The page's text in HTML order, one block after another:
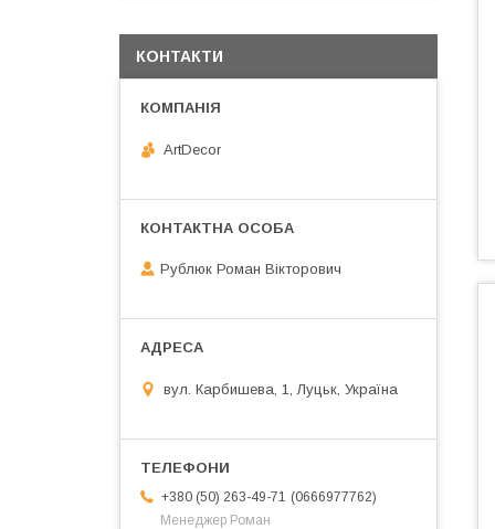
КОНТАКТИ
ArtDecor
Рублюк Роман Вікторович
вул. Карбишева, 1, Луцьк, Україна
+380 (50) 263-49-71
0666977762
Менеджер Роман